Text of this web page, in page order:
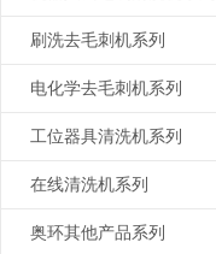
刷洗去毛刺机系列
电化学去毛刺机系列
工位器具清洗机系列
在线清洗机系列
奥环其他产品系列